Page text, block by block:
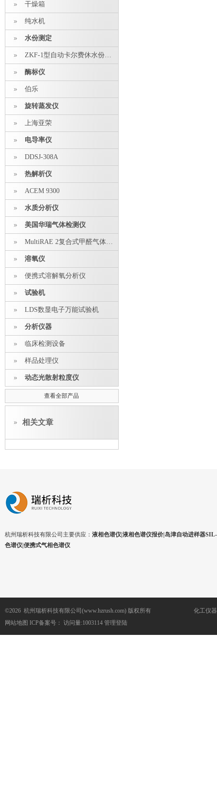
干燥箱
纯水机
水份测定
ZKF-1型自动卡尔费休水份测定仪
酶标仪
伯乐
旋转蒸发仪
上海亚荣
电导率仪
DDSJ-308A
热解析仪
ACEM 9300
水质分析仪
美国华瑞气体检测仪
MultiRAE 2复合式甲醛气体探测器
溶氧仪
便携式溶解氧分析仪
试验机
LDS数显电子万能试验机
分析仪器
临床检测设备
样品处理仪
动态光散射粒度仪
查看全部产品
相关文章
杭州瑞析科技有限公司主要供应： 液相色谱仪|液相色谱仪报价|岛津自动进样器
色谱仪|便携式气相色谱仪
©2026 杭州瑞析科技有限公司(www.hzrush.com) 版权所有
网站地图 ICP备案号： 访问量:1003114 管理登陆
化工仪